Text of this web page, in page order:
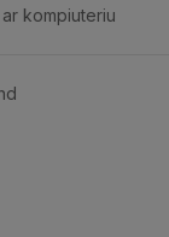
kompiuteriu